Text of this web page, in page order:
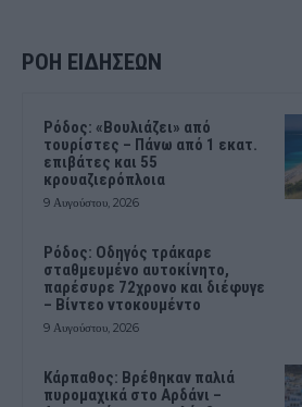
ΡΟΗ ΕΙΔΗΣΕΩΝ
Ρόδος: «Βουλιάζει» από
τουρίστες – Πάνω από 1 εκατ.
επιβάτες και 55
κρουαζιερόπλοια
9 Αυγούστου, 2026
Ρόδος: Οδηγός τράκαρε
σταθμευμένο αυτοκίνητο,
παρέσυρε 72χρονο και διέφυγε
– Βίντεο ντοκουμέντο
9 Αυγούστου, 2026
Κάρπαθος: Βρέθηκαν παλιά
πυρομαχικά στο Αρδάνι –